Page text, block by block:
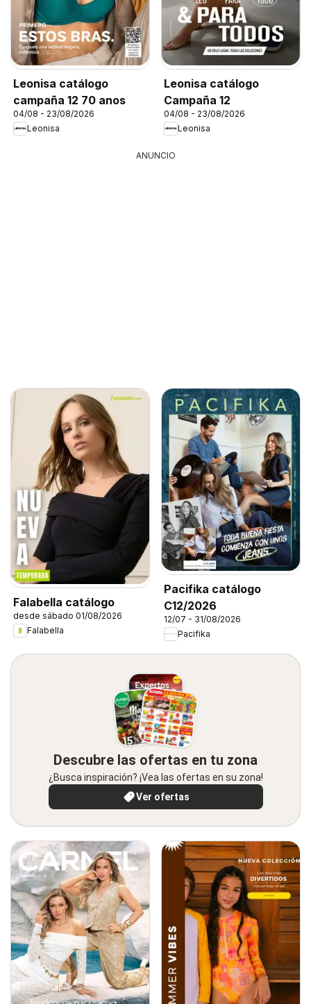
Leonisa catálogo
campaña 12 70 anos
04/08 - 23/08/2026
Leonisa
Leonisa catálogo
Campaña 12
04/08 - 23/08/2026
Leonisa
ANUNCIO
Falabella catálogo
desde sábado 01/08/2026
Falabella
Pacifika catálogo
C12/2026
12/07 - 31/08/2026
Pacifika
Descubre las ofertas en tu zona
¿Busca inspiración? ¡Vea las ofertas en su zona!
Ver ofertas